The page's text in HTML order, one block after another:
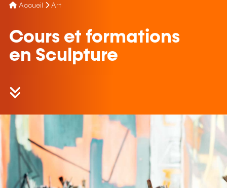
Accueil Art
Cours et formations
en Sculpture